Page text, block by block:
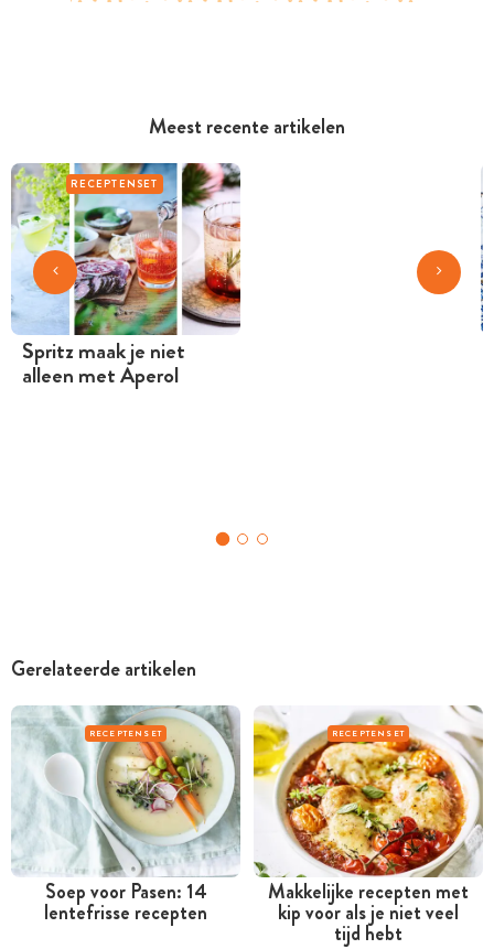
Meest recente artikelen
RECEPTENSET
Spritz maak je niet
alleen met Aperol
Gerelateerde artikelen
RECEPTENSET
Soep voor Pasen: 14
lentefrisse recepten
RECEPTENSET
Makkelijke recepten met
kip voor als je niet veel
tijd hebt